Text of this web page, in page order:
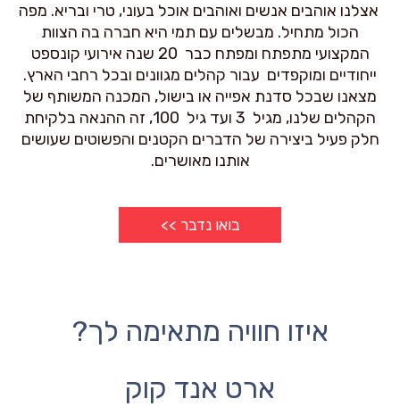
אצלנו אוהבים אנשים ואוהבים אוכל בעוני, טרי ובריא. מפה
הכול מתחיל. מבשלים עם תמי היא חברה בה הצוות
המקצועי מתפתח ומפתח כבר 20 שנה אירועי קונספט
ייחודיים ומוקפדים עבור קהלים מגוונים ובכל רחבי הארץ.
מצאנו שבכל סדנת אפייה או בישול, המכנה המשותף של
הקהלים שלנו, מגיל 3 ועד גיל 100, זה ההנאה בלקיחת
חלק פעיל ביצירה של הדברים הקטנים והפשוטים שעושים
אותנו מאושרים.
בואו נדבר >>
איזו חוויה מתאימה לך?
ארט אנד קוק